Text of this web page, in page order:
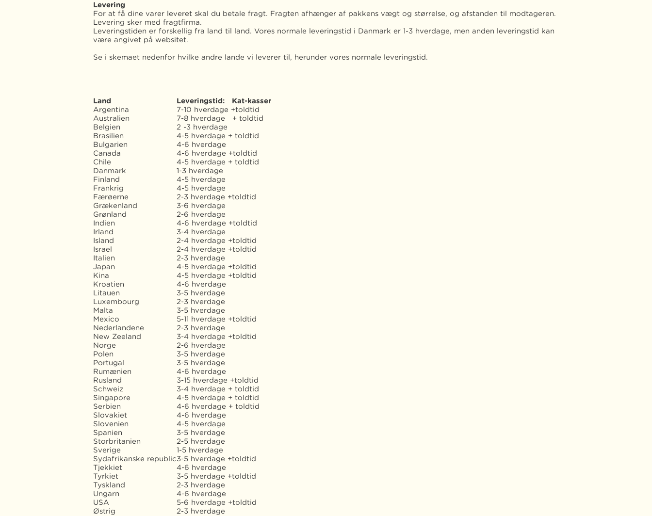
Levering
For at få dine varer leveret skal du betale fragt. Fragten afhænger af pakkens vægt og størrelse, og afstanden til modtageren.
Levering sker med fragtfirma.
Leveringstiden er forskellig fra land til land. Vores normale leveringstid i Danmark er 1-3 hverdage, men anden leveringstid kan
være angivet på websitet.
Se i skemaet nedenfor hvilke andre lande vi leverer til, herunder vores normale leveringstid.
Land
Leveringstid: Kat-kasser
Argentina
7-10 hverdage +toldtid
Australien
7-8 hverdage + toldtid
Belgien
2 -3 hverdage
Brasilien
4-5 hverdage + toldtid
Bulgarien
4-6 hverdage
Canada
4-6 hverdage +toldtid
Chile
4-5 hverdage + toldtid
Danmark
1-3 hverdage
Finland
4-5 hverdage
Frankrig
4-5 hverdage
Færøerne
2-3 hverdage +toldtid
Grækenland
3-6 hverdage
Grønland
2-6 hverdage
Indien
4-6 hverdage +toldtid
Irland
3-4 hverdage
Island
2-4 hverdage +toldtid
Israel
2-4 hverdage +toldtid
Italien
2-3 hverdage
Japan
4-5 hverdage +toldtid
Kina
4-5 hverdage +toldtid
Kroatien
4-6 hverdage
Litauen
3-5 hverdage
Luxembourg
2-3 hverdage
Malta
3-5 hverdage
Mexico
5-11 hverdage +toldtid
Nederlandene
2-3 hverdage
New Zeeland
3-4 hverdage +toldtid
Norge
2-6 hverdage
Polen
3-5 hverdage
Portugal
3-5 hverdage
Rumænien
4-6 hverdage
Rusland
3-15 hverdage +toldtid
Schweiz
3-4 hverdage + toldtid
Singapore
4-5 hverdage + toldtid
Serbien
4-6 hverdage + toldtid
Slovakiet
4-6 hverdage
Slovenien
4-5 hverdage
Spanien
3-5 hverdage
Storbritanien
2-5 hverdage
Sverige
1-5 hverdage
Sydafrikanske republic3-5 hverdage +toldtid
Tjekkiet
4-6 hverdage
Tyrkiet
3-5 hverdage +toldtid
Tyskland
2-3 hverdage
Ungarn
4-6 hverdage
USA
5-6 hverdage +toldtid
Østrig
2-3 hverdage